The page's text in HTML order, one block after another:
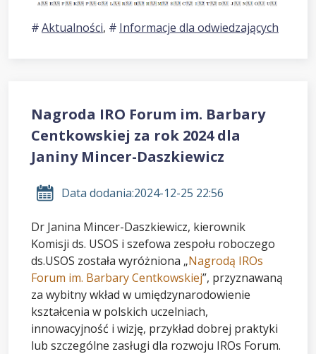
Aktualności, Informacje dla odwiedzających
Nagroda IRO Forum im. Barbary
Centkowskiej za rok 2024 dla
Janiny Mincer-Daszkiewicz
Data dodania:2024-12-25 22:56
Dr Janina Mincer-Daszkiewicz, kierownik
Komisji ds. USOS i szefowa zespołu roboczego
ds.USOS została wyróżniona „Nagrodą IROs
Forum im. Barbary Centkowskiej”, przyznawaną
za wybitny wkład w umiędzynarodowienie
kształcenia w polskich uczelniach,
innowacyjność i wizję, przykład dobrej praktyki
lub szczególne zasługi dla rozwoju IROs Forum.